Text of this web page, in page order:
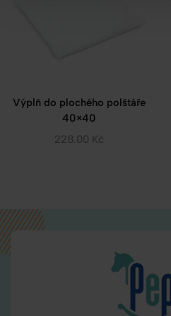
Výplň do plochého polštáře
40×40
228.00 Kč